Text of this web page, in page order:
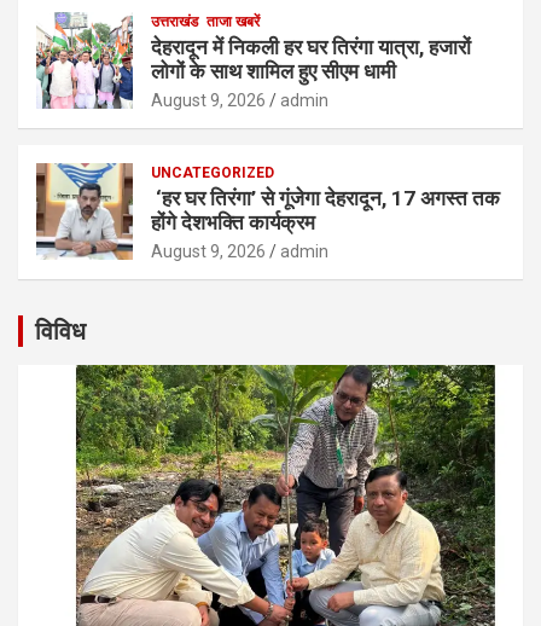
उत्तराखंड ताजा खबरें
देहरादून में निकली हर घर तिरंगा यात्रा, हजारों
लोगों के साथ शामिल हुए सीएम धामी
August 9, 2026 admin
UNCATEGORIZED
‘हर घर तिरंगा’ से गूंजेगा देहरादून, 17 अगस्त तक
होंगे देशभक्ति कार्यक्रम
August 9, 2026 admin
विविध